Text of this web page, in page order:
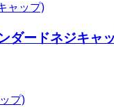
ダードネジキャ